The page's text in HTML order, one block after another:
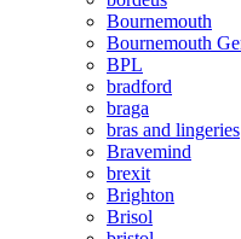
Bournemouth
Bournemouth
BPL
bradford
braga
bras and lingeries
Bravemind
brexit
Brighton
Brisol